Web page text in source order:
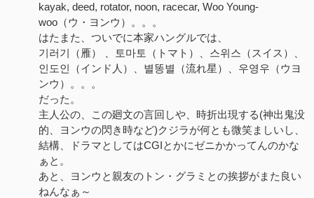
kayak, deed, rotator, noon, racecar, Woo Young-
woo（ウ・ヨンウ）。。。
はたまた、ついでに本家ハングルでは、
기러기（雁） 、토마토（トマト）、스위스（スイス）、
인도인（インド人）、별똥별（流れ星）、우영우（ウヨ
ンウ）。。。
だった。
主人公の、この廻文の言回しや、時折出現する(神出鬼没
的、ヨンウの閃き時など)クジラが何とも微笑ましいし、
結構、ドラマとしてはCGIとかにゼニかかってんのかな
ぁと。
あと、ヨンウと親友のトン・グラミとの挨拶がまた良い
ねんなぁ～